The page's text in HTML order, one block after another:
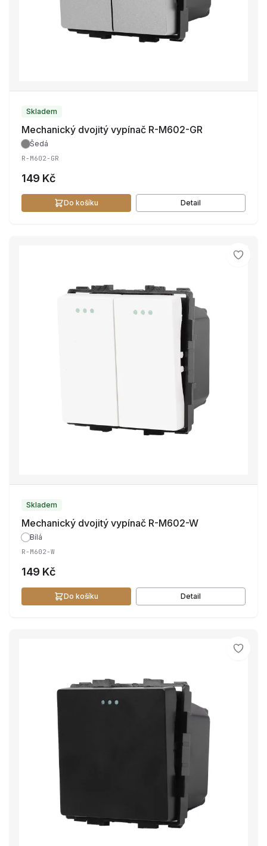
Skladem
Mechanický dvojitý vypínač R-M602-GR
Šedá
R-M602-GR
149 Kč
Do košíku Detail
Skladem
Mechanický dvojitý vypínač R-M602-W
Bílá
R-M602-W
149 Kč
Do košíku Detail